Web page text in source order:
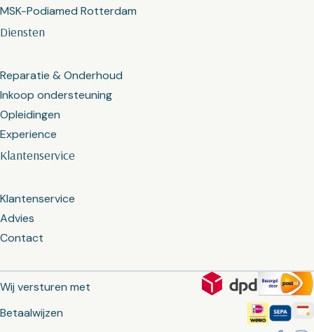
Klantenservice
Klantenservice
Advies
Contact
Diensten
Reparatie & Onderhoud
Inkoop ondersteuning
Opleidingen
Experience
MSK-Podiamed Rotterdam
Wij versturen met
Betaalwijzen